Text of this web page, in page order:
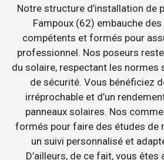
Notre structure d’installation de
Fampoux (62) embauche
compétents et formés pour
professionnel. Nos poseurs
du solaire, respectant les normes
de sécurité. Vous bénéficiez
irréprochable et d’un
panneaux solaires. Nos
formés pour faire des études de
un suivi personnalisé et
D’ailleurs, de ce fait, vous